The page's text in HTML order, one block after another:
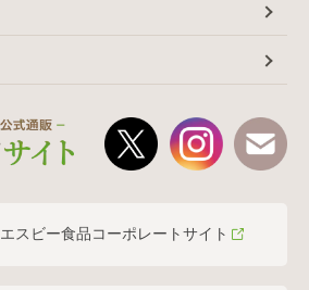
エスビー食品コーポレートサイト